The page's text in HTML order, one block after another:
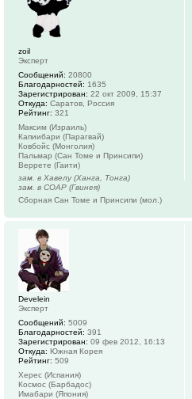
zoil
Эксперт
Сообщений: 20800
Благодарностей: 1635
Зарегистрирован: 22 окт 2009, 15:37
Откуда: Саратов, Россия
Рейтинг: 321
Максим (Израиль)
Капиибари (Парагвай)
Ковбойс (Монголия)
Пальмар (Сан Томе и Принсипи)
Веррете (Гаити)
зам. в Хавелу (Ханга, Тонга)
зам. в СОАР (Гвинея)
Сборная Сан Томе и Принсипи (мол.)
Develein
Эксперт
Сообщений: 5009
Благодарностей: 391
Зарегистрирован: 09 фев 2012, 16:13
Откуда: Южная Корея
Рейтинг: 509
Херес (Испания)
Космос (Барбадос)
Имабари (Япония)